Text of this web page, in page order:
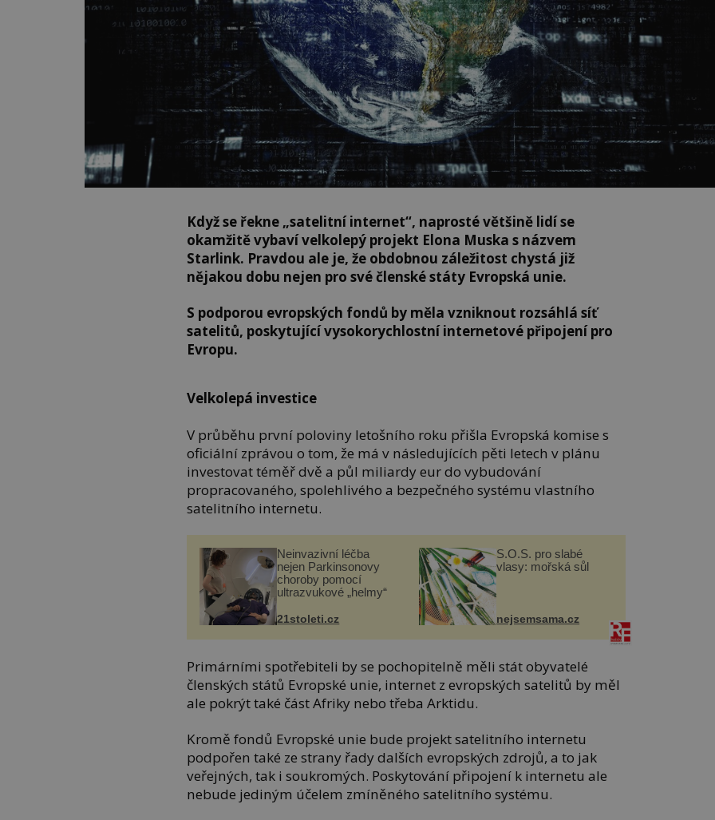
Když se řekne „satelitní internet“, naprosté většině lidí se
okamžitě vybaví velkolepý projekt Elona Muska s názvem
Starlink. Pravdou ale je, že obdobnou záležitost chystá již
nějakou dobu nejen pro své členské státy Evropská unie.
S podporou evropských fondů by měla vzniknout rozsáhlá síť
satelitů, poskytující vysokorychlostní internetové připojení pro
Evropu.
Velkolepá investice
V průběhu první poloviny letošního roku přišla Evropská komise s
oficiální zprávou o tom, že má v následujících pěti letech v plánu
investovat téměř dvě a půl miliardy eur do vybudování
propracovaného, spolehlivého a bezpečného systému vlastního
satelitního internetu.
Neinvazivní léčba
nejen Parkinsonovy
choroby pomocí
ultrazvukové „helmy“
21stoleti.cz
S.O.S. pro slabé
vlasy: mořská sůl
nejsemsama.cz
Primárními spotřebiteli by se pochopitelně měli stát obyvatelé
členských států Evropské unie, internet z evropských satelitů by měl
ale pokrýt také část Afriky nebo třeba Arktidu.
Kromě fondů Evropské unie bude projekt satelitního internetu
podpořen také ze strany řady dalších evropských zdrojů, a to jak
veřejných, tak i soukromých. Poskytování připojení k internetu ale
nebude jediným účelem zmíněného satelitního systému.